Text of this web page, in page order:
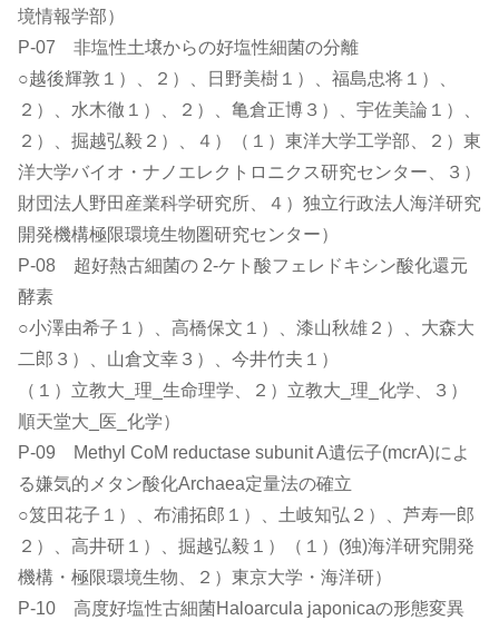
境情報学部）
P-07 非塩性土壌からの好塩性細菌の分離
○越後輝敦１）、２）、日野美樹１）、福島忠将１）、
２）、水木徹１）、２）、亀倉正博３）、宇佐美論１）、
２）、掘越弘毅２）、４）（１）東洋大学工学部、２）東
洋大学バイオ・ナノエレクトロニクス研究センター、３）
財団法人野田産業科学研究所、４）独立行政法人海洋研究
開発機構極限環境生物圏研究センター）
P-08 超好熱古細菌の 2-ケト酸フェレドキシン酸化還元
酵素
○小澤由希子１）、高橋保文１）、漆山秋雄２）、大森大
二郎３）、山倉文幸３）、今井竹夫１）
（１）立教大_理_生命理学、２）立教大_理_化学、３）
順天堂大_医_化学）
P-09 Methyl CoM reductase subunit A遺伝子(mcrA)によ
る嫌気的メタン酸化Archaea定量法の確立
○笈田花子１）、布浦拓郎１）、土岐知弘２）、芦寿一郎
２）、高井研１）、掘越弘毅１）（１）(独)海洋研究開発
機構・極限環境生物、２）東京大学・海洋研）
P-10 高度好塩性古細菌Haloarcula japonicaの形態変異